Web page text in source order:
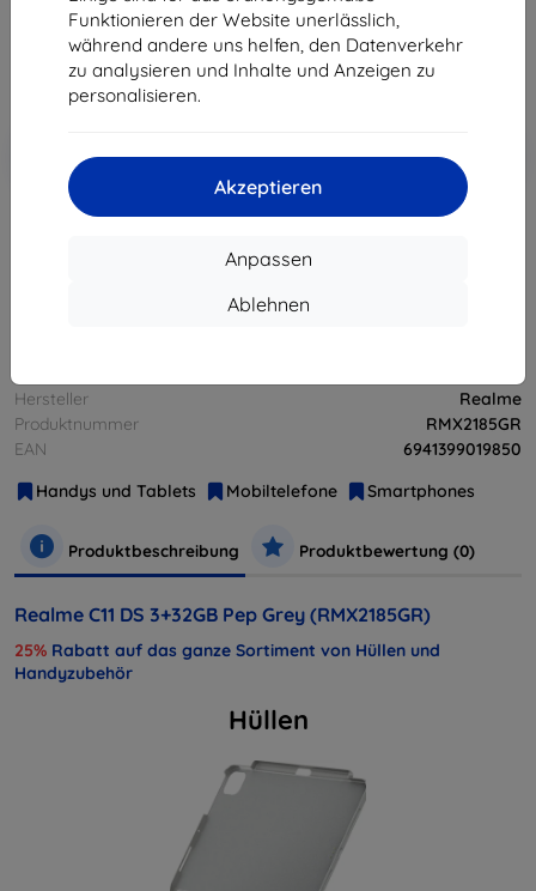
Funktionieren der Website unerlässlich,
während andere uns helfen, den Datenverkehr
zu analysieren und Inhalte und Anzeigen zu
personalisieren.
Akzeptieren
Anpassen
Ablehnen
114,22 €
ohne MWSt 95,98 €
EXTRA10
Warenkorb
Hersteller
Realme
Produktnummer
RMX2185GR
EAN
6941399019850
Handys und Tablets
Mobiltelefone Smartphones
Produktbeschreibung Produktbewertung (0)
Realme C11 DS 3+32GB Pep Grey (RMX2185GR)
25% Rabatt auf das ganze Sortiment von Hüllen und
Handyzubehör
Hüllen